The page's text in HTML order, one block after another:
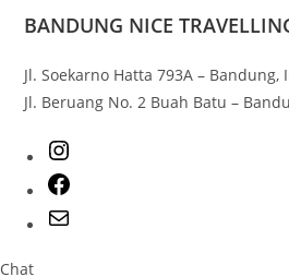
BANDUNG NICE
Jl. Soekarno Hatta 793A – Bandung,
Jl. Beruang No. 2 Buah Batu –
Chat